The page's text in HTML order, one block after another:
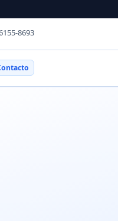
8693